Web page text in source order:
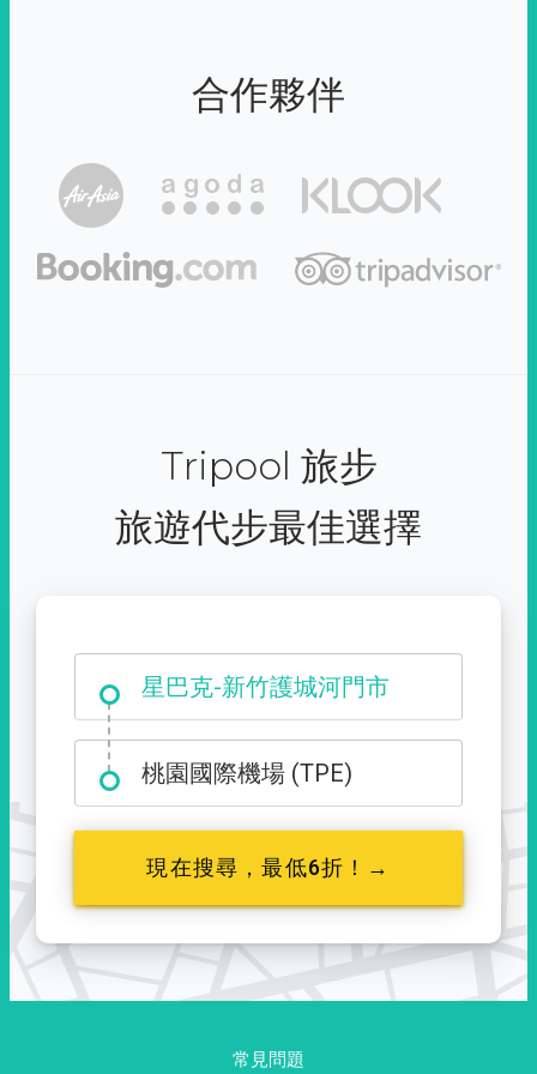
合作夥伴
Tripool 旅步
旅遊代步最佳選擇
星巴克-新竹護城河門市
大霸尖山登山口
桃園國際機場 (TPE)
現在搜尋，最低6折！→
常見問題